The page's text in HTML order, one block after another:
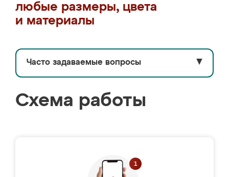
любые размеры, цвета
и материалы
Часто задаваемые вопросы ▼
Схема работы